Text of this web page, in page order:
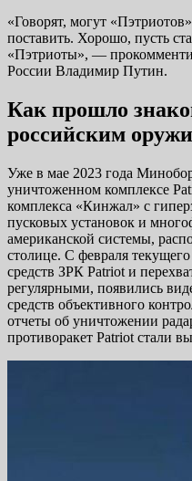
«Говорят, могут
поставить. Хорошо, пусть
«Пэтриоты», —
России Владимир Путин.
Как прошло
российским
Уже в мае 2023 года
уничтоженном комплексе
комплекса «Кинжал» с
пусковых установок и
американской системы,
столице. С февраля
средств ЗРК Patriot и
регулярными, появились
средств объективного
отчеты об уничтожении
противоракет Patriot стали